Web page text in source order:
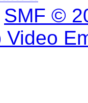
SMF ©
Video